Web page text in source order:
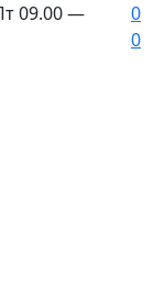
09.00 —
0
0